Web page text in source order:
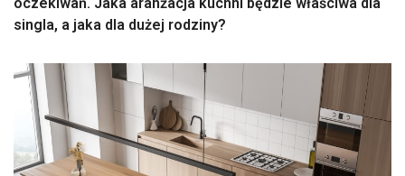
singla, a jaka dla dużej rodziny?